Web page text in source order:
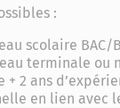
:
scolaire BAC/
terminale ou
+ 2 ans
en lien avec